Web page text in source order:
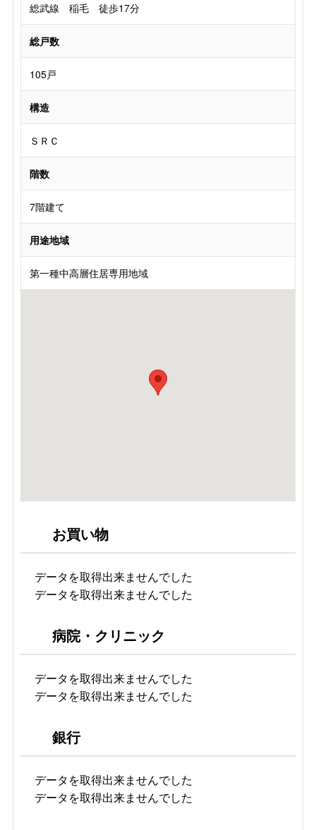
総武線 稲毛 徒歩17分
総戸数
105戸
構造
ＳＲＣ
階数
7階建て
用途地域
第一種中高層住居専用地域
お買い物
データを取得出来ませんでした
データを取得出来ませんでした
病院・クリニック
データを取得出来ませんでした
データを取得出来ませんでした
銀行
データを取得出来ませんでした
データを取得出来ませんでした